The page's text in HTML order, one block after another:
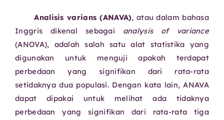
Analisis varians (ANAVA), atau dalam bahasa
Inggris dikenal sebagai analysis of variance
(ANOVA), adalah salah satu alat statistika yang
digunakan untuk menguji apakah terdapat
perbedaan yang signifikan dari rata-rata
setidaknya dua populasi. Dengan kata lain, ANAVA
dapat dipakai untuk melihat ada tidaknya
perbedaan yang signifikan dari rata-rata tiga